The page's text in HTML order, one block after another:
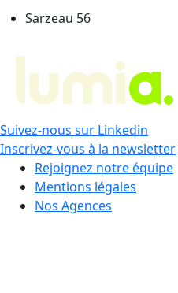
Sarzeau 56
Suivez-nous sur Linkedin
Inscrivez-vous à la newsletter
Rejoignez notre équipe
Mentions légales
Nos Agences